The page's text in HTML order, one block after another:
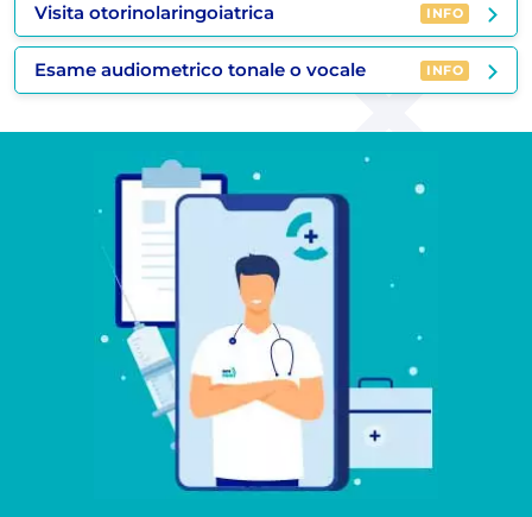
Visita otorinolaringoiatrica INFO
Esame audiometrico tonale o vocale INFO